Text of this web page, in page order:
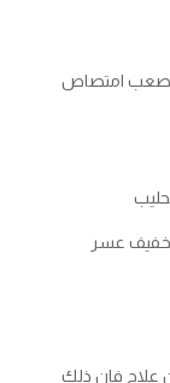
امتصاص
عسر
علاج فإن ذلك